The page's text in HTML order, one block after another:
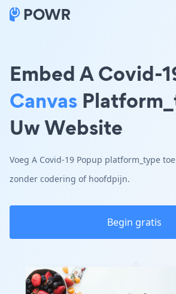
Embed A Covid-
Canvas
Uw Website
Voeg A Covid-19 Popup platform_type
zonder codering of hoofdpijn.
Begin gratis